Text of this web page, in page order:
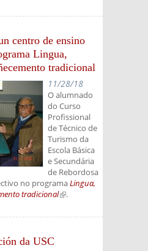
centro de ensino
Lingua,
tradicional
11/28/18
O alumnado
do Curso
Profissional
de Técnico de
Turismo da
Escola Básica
e Secundária
de Rebordosa
no programaLingua,
tradicional(link is
.
da USC